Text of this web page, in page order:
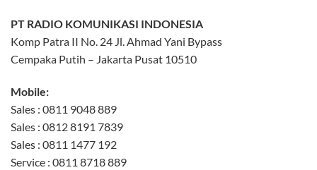
PT RADIO KOMUNIKASI INDONESIA
Komp Patra II No. 24 Jl. Ahmad Yani Bypass
Cempaka Putih – Jakarta Pusat 10510
Mobile:
Sales : 0811 9048 889
Sales : 0812 8191 7839
Sales : 0811 1477 192
Service : 0811 8718 889